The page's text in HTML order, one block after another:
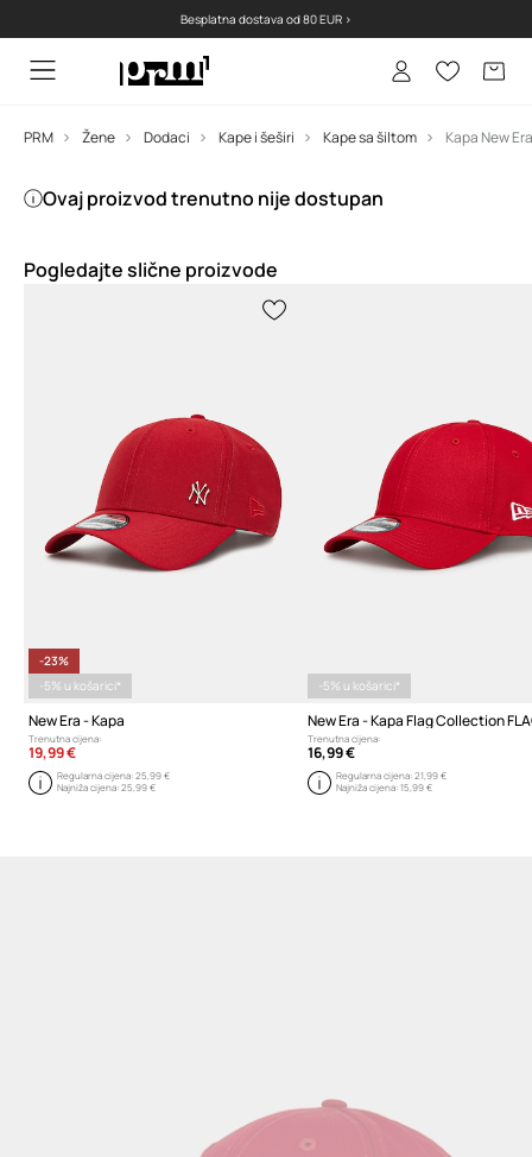
Besplatna dostava od 80 EUR >
PRM Žene Dodaci Kape i šeširi Kape sa šiltom
Ovaj proizvod trenutno nije dostupan
Pogledajte slične proizvode
-23%
-5% u košarici*
New Era - Kapa
Trenutna cijena:
19,99 €
Regularna cijena:25,99 €
Najniža cijena:25,99 €
-5% u košarici*
New Era - Kapa Flag Collection
Trenutna cijena:
16,99 €
Regularna cijena: 21,99 €
Najniža cijena: 15,99 €